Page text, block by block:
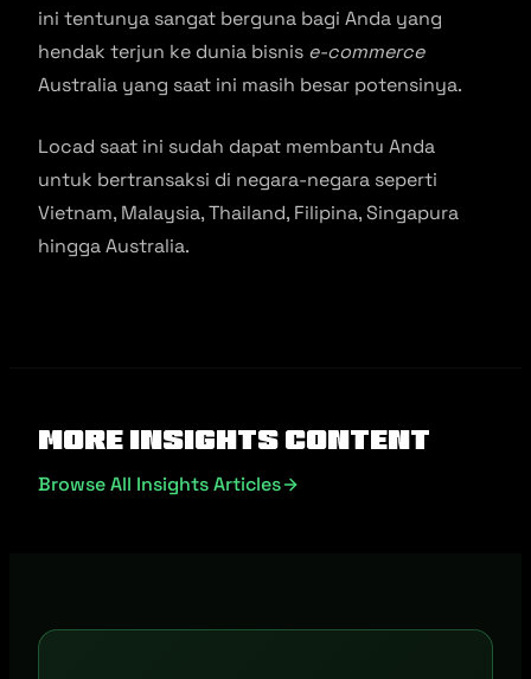
ini tentunya sangat berguna bagi Anda yang
hendak terjun ke dunia bisnis e-commerce
Australia yang saat ini masih besar potensinya.
Locad saat ini sudah dapat membantu Anda
untuk bertransaksi di negara-negara seperti
Vietnam, Malaysia, Thailand, Filipina, Singapura
hingga Australia.
More Insights Content
Browse All Insights Articles